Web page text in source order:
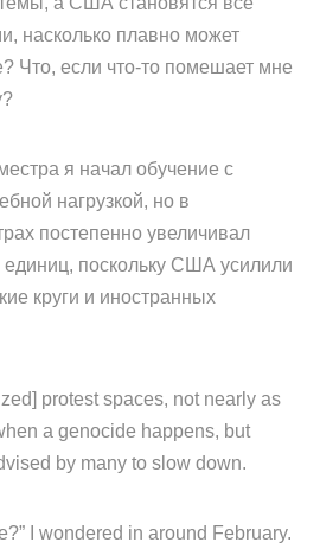
насколько плавно может
Что, если что-то помешает мне
я начал обучение с
нагрузкой, но в
постепенно увеличивал
единиц, поскольку США усилили
круги и иностранных
protest spaces, not nearly as
a genocide happens, but
by many to slow down.
I wondered in around February.